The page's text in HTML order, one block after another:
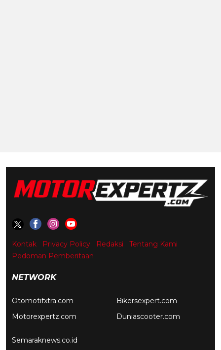
Kontak Privacy Policy Redaksi
Tentang Kami
Pedoman Pemberitaan
NETWORK
Otomotifxtra.com
Motorexpertz.com
Bikersexpert.com
Duniascooter.com
Semaraknews.co.id